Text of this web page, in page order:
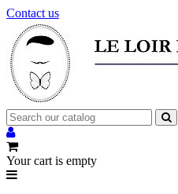
Contact us
Your cart is empty